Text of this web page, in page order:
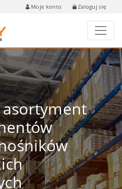
Moje konto Zaloguj się